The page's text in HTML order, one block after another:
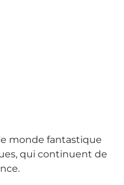
monde fantastique
qui continuent de